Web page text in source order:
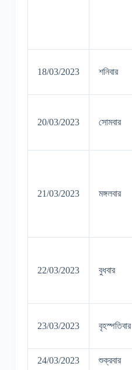
18/03/2023 শনিবার
20/03/2023 সোমবার
21/03/2023 মঙ্গলবার
22/03/2023 বুধবার
23/03/2023 বৃহস্পতিবার
24/03/2023 শুক্রবার